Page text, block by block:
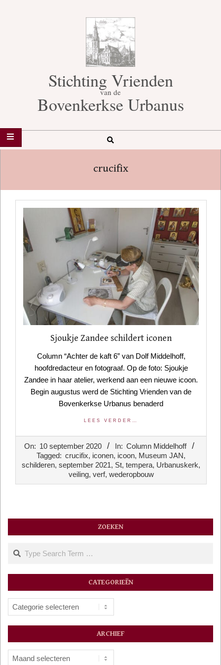
Stichting Vrienden
van de
Bovenkerkse Urbanus
Search
crucifix
Sjoukje Zandee schildert iconen
Column “Achter de kaft 6” van Dolf Middelhoff,
hoofdredacteur en fotograaf. Op de foto: Sjoukje
Zandee in haar atelier, werkend aan een nieuwe icoon.
Begin augustus werd de Stichting Vrienden van de
Bovenkerkse Urbanus benaderd
LEES VERDER…
10
On: 10 september 2020 In: Column Middelhoff
Tagged: crucifix, iconen, icoon, Museum JAN,
schilderen, september 2021, St, tempera, Urbanuskerk,
veiling, verf, wederopbouw
ZOEKEN
Search
CATEGORIEËN
Categorieën
ARCHIEF
Archief